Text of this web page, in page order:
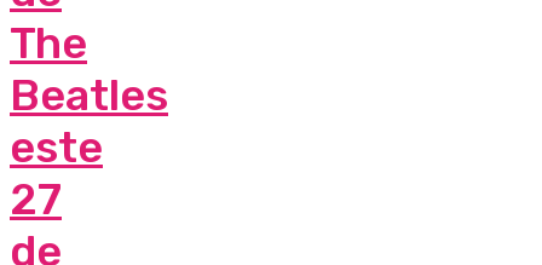
The
Beatles
este
27
de